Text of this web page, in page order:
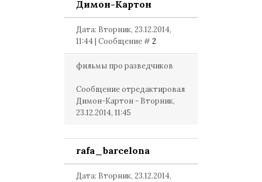
Димон-Картон
Дата: Вторник, 23.12.2014,
11:44 | Сообщение #2
фильмы про разведчиков
Сообщение отредактировал
Димон-Картон - Вторник,
23.12.2014, 11:45
rafa_barcelona
Дата: Вторник, 23.12.2014,